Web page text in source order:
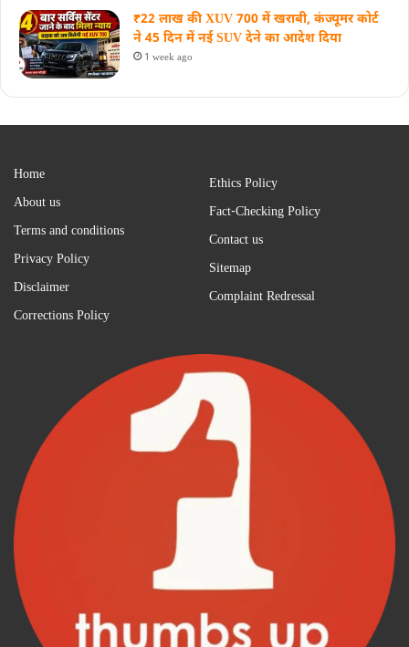
₹22 लाख की XUV 700 में खराबी, कंज्यूमर कोर्ट
ने 45 दिन में नई SUV देने का आदेश दिया
1 week ago
Home
About us
Terms and conditions
Privacy Policy
Disclaimer
Corrections Policy
Ethics Policy
Fact-Checking Policy
Contact us
Sitemap
Complaint Redressal